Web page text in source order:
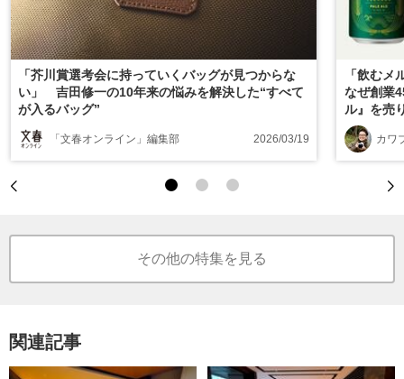
「芥川賞選考会に持っていくバッグが見つからな
い」 吉田修一の10年来の悩みを解決した“すべて
が入るバッグ”
「文春オンライン」編集部 2026/03/19
「飲む
なぜ創業
ル』を売
カワ
その他の特集を見る
関連記事